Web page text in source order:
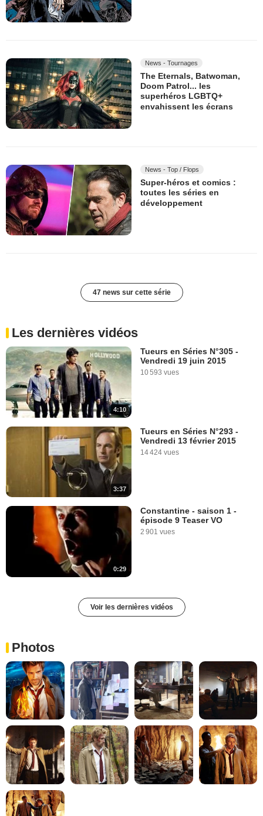
News - Tournages
The Eternals, Batwoman,
Doom Patrol... les
superhéros LGBTQ+
envahissent les écrans
News - Top / Flops
Super-héros et comics :
toutes les séries en
développement
47 news sur cette série
Les dernières vidéos
4:10
Tueurs en Séries N°305 -
Vendredi 19 juin 2015
10 593 vues
3:37
Tueurs en Séries N°293 -
Vendredi 13 février 2015
14 424 vues
0:29
Constantine - saison 1 -
épisode 9 Teaser VO
2 901 vues
Voir les dernières vidéos
Photos